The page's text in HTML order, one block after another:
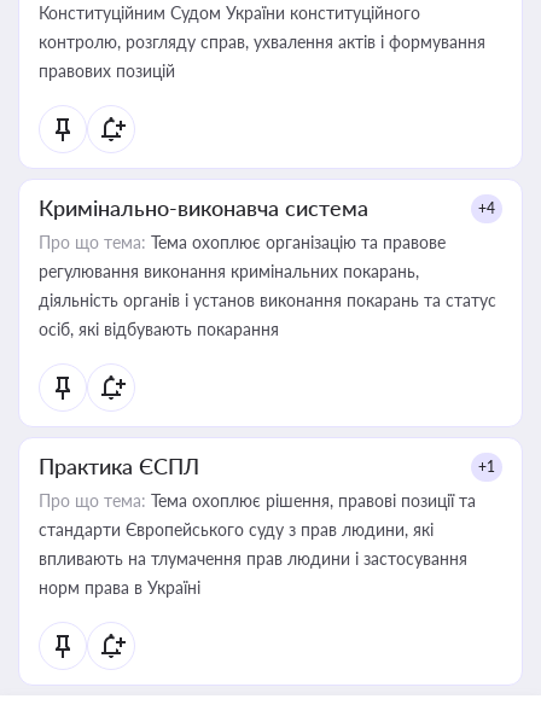
Конституційним Судом України конституційного
контролю, розгляду справ, ухвалення актів і формування
правових позицій
Кримінально-виконавча система +4
Про що тема: Тема охоплює організацію та правове
регулювання виконання кримінальних покарань,
діяльність органів і установ виконання покарань та статус
осіб, які відбувають покарання
Практика ЄСПЛ +1
Про що тема: Тема охоплює рішення, правові позиції та
стандарти Європейського суду з прав людини, які
впливають на тлумачення прав людини і застосування
норм права в Україні